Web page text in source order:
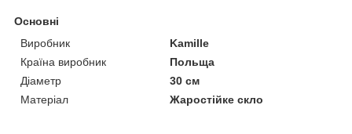
Основні
Виробник
Kamille
Країна виробник
Польща
Діаметр
30 см
Матеріал
Жаростійке скло